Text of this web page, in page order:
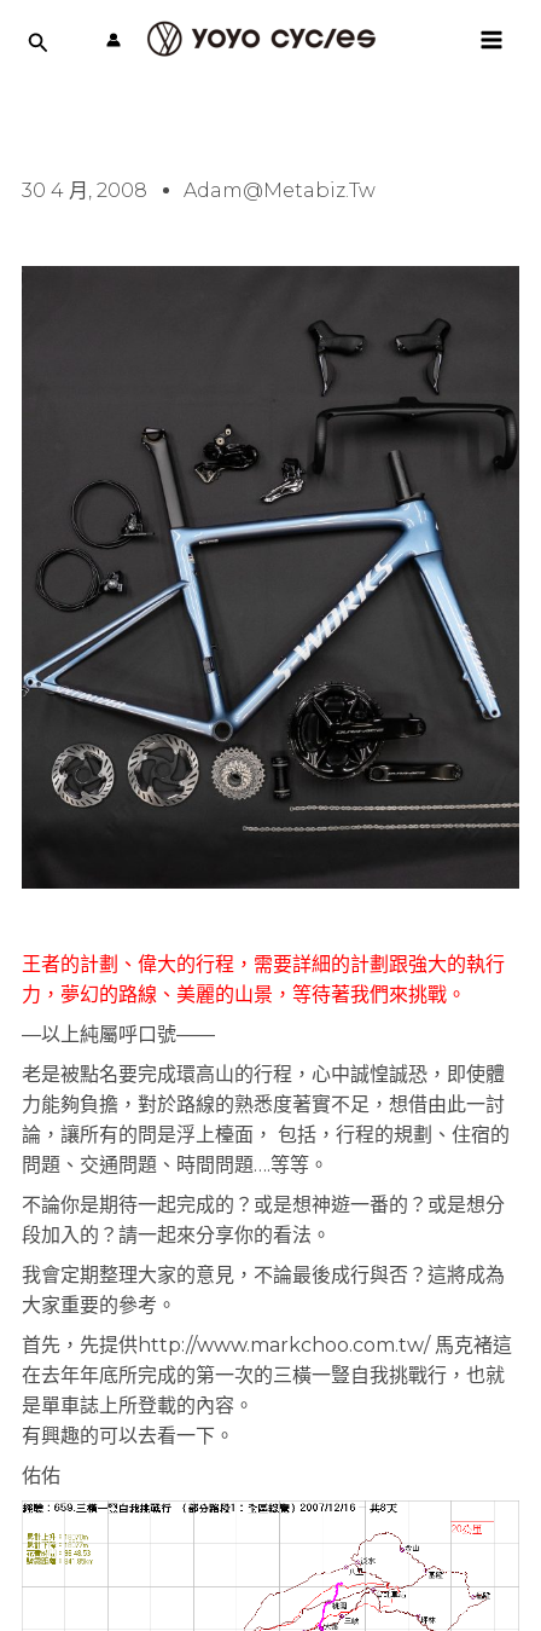
30 4 月, 2008 Adam@metabiz.tw
王者的計劃、偉大的行程，需要詳細的計劃跟強大的執行
力，夢幻的路線、美麗的山景，等待著我們來挑戰。
—以上純屬呼口號——
老是被點名要完成環高山的行程，心中誠惶誠恐，即使體
力能夠負擔，對於路線的熟悉度著實不足，想借由此一討
論，讓所有的問是浮上檯面， 包括，行程的規劃、住宿的
問題、交通問題、時間問題….等等。
不論你是期待一起完成的？或是想神遊一番的？或是想分
段加入的？請一起來分享你的看法。
我會定期整理大家的意見，不論最後成行與否？這將成為
大家重要的參考。
首先，先提供http://www.markchoo.com.tw/ 馬克褚這
在去年年底所完成的第一次的三橫一豎自我挑戰行，也就
是單車誌上所登載的內容。
有興趣的可以去看一下。
佑佑